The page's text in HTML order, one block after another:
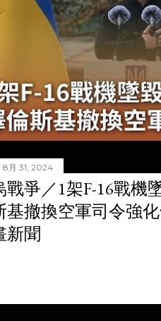
8月 31, 2024
戰爭／1架F-16戰機
基撤換空軍司令強
新聞